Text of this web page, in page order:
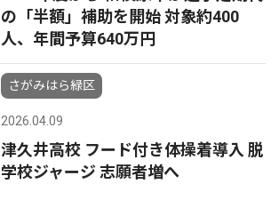
の「半額」補助を開始 対象約400
人、年間予算640万円
さがみはら緑区
2026.04.09
津久井高校 フード付き体操着導入 脱
学校ジャージ 志願者増へ